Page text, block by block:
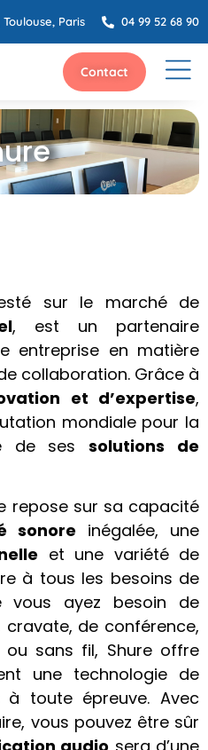
Paris 04 99 52 68 90
Contact
sur le marché de
, est un partenaire
entreprise en matière
collaboration. Grâce à
et d’expertise,
mondiale pour la
de sessolutions de
repose sur sa capacité
sonore inégalée, une
et une variété de
à tous les besoins de
vous ayez besoin de
de conférence,
sans fil, Shure offre
une technologie de
toute épreuve. Avec
vous pouvez être sûr